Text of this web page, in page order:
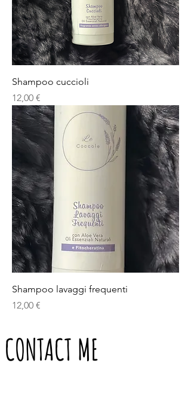
Shampoo cuccioli
Prezzo
12,00 €
Shampoo lavaggi frequenti
Prezzo
12,00 €
CONTACT ME